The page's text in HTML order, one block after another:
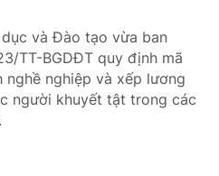
và Đào tạo vừa ban
TT-BGDĐT quy định mã
nghề nghiệp và xếp lương
người khuyết tật trong các